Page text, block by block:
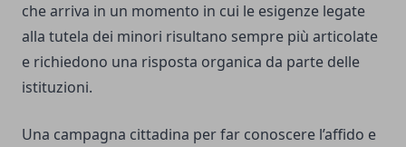
che arriva in un momento in cui le esigenze legate
alla tutela dei minori risultano sempre più articolate
e richiedono una risposta organica da parte delle
istituzioni.
Una campagna cittadina per far conoscere l’affido e